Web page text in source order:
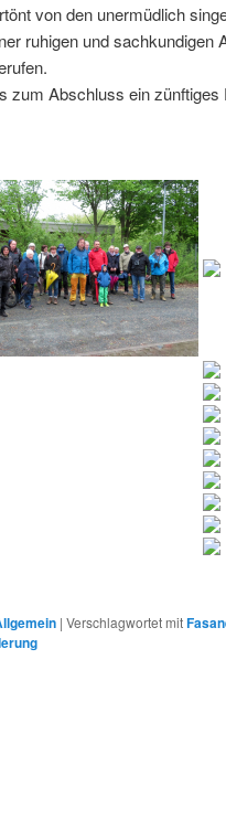
von den unermüdlich
ruhigen und sachkundigen
zum Abschluss ein
| Verschlagwortet mit